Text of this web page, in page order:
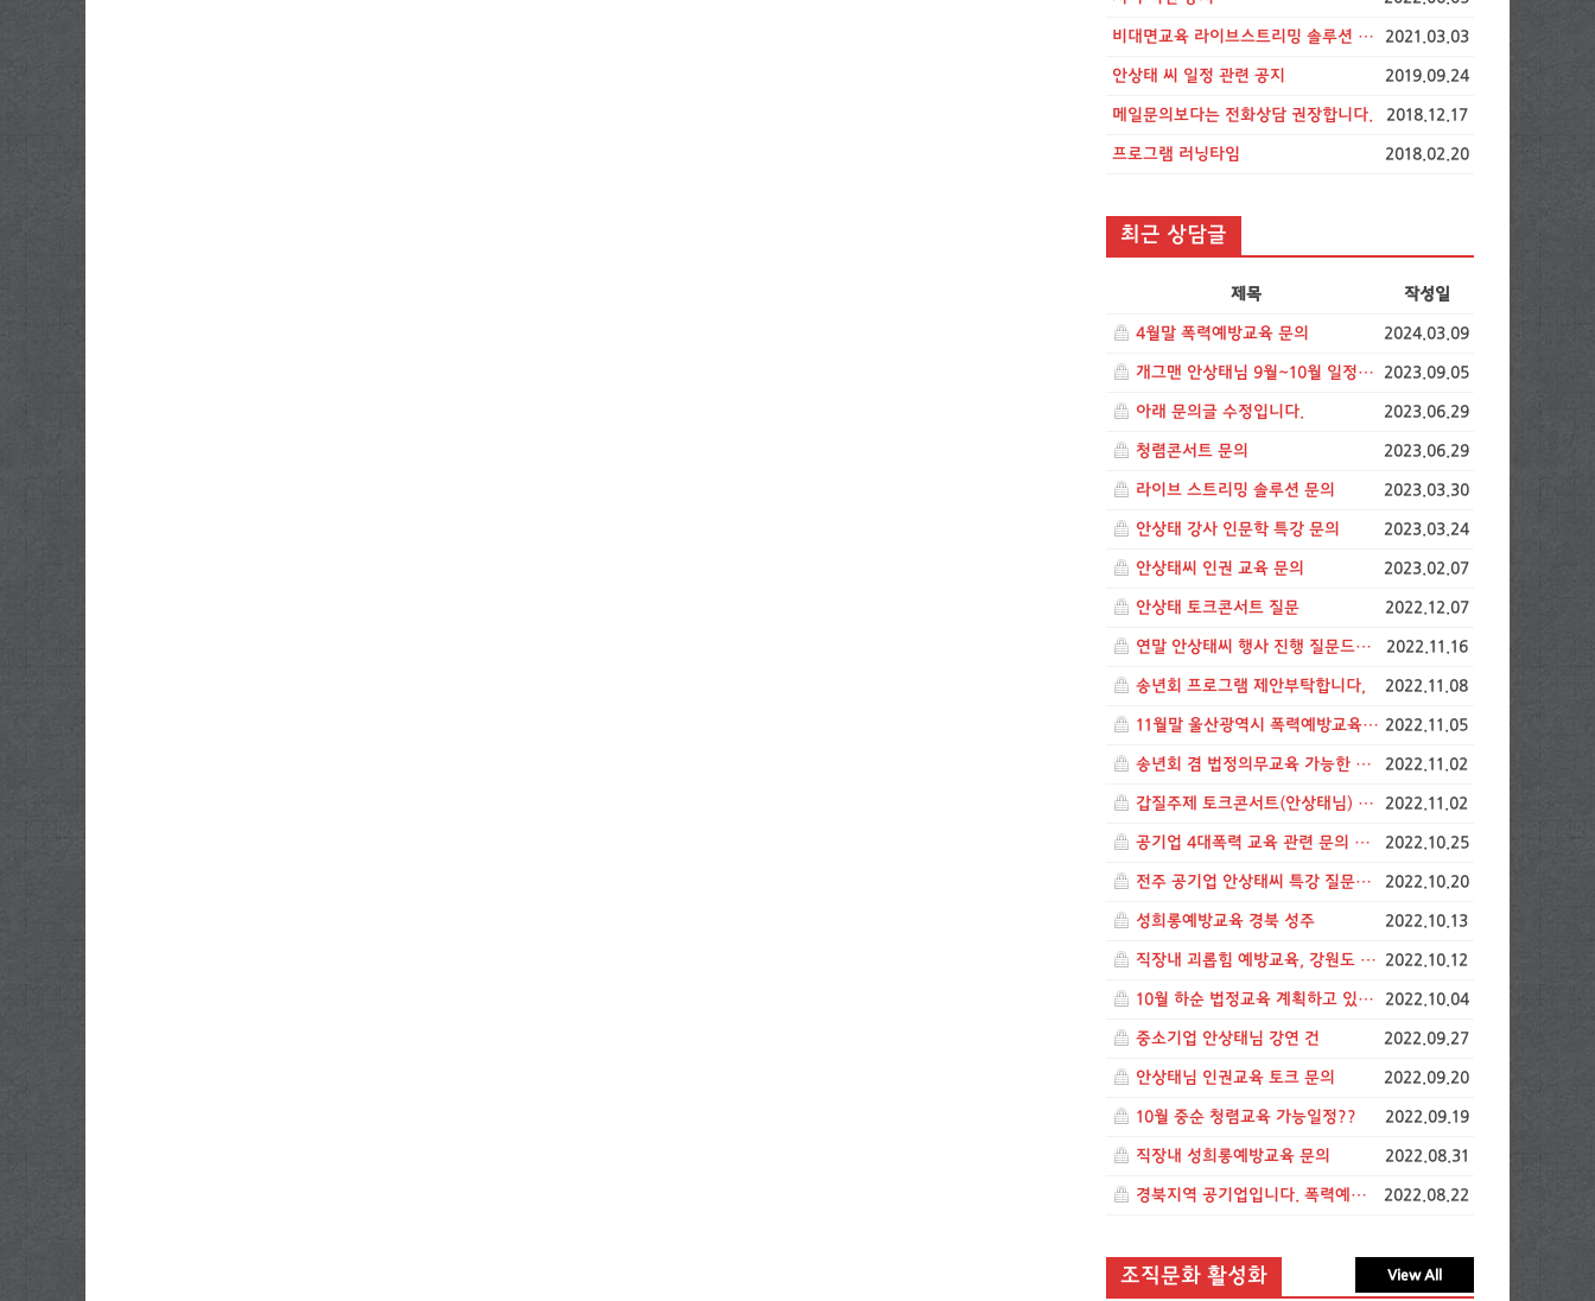
비대면교육 라이브스트리밍 솔루션 비용 공지 2021.03.03
안상태 씨 일정 관련 공지 2019.09.24
메일문의보다는 전화상담 권장합니다. 2018.12.17
프로그램 러닝타임 2018.02.20
최근 상담글
제목 작성일
4월말 폭력예방교육 문의 2024.03.09
개그맨 안상태님 9월~10월 일정문의드립니다. 2023.09.05
아래 문의글 수정입니다. 2023.06.29
청렴콘서트 문의 2023.06.29
라이브 스트리밍 솔루션 문의 2023.03.30
안상태 강사 인문학 특강 문의 2023.03.24
안상태씨 인권 교육 문의 2023.02.07
안상태 토크콘서트 질문 2022.12.07
연말 안상태씨 행사 진행 질문드립니다. (청주) 2022.11.16
송년회 프로그램 제안부탁합니다, 2022.11.08
11월말 울산광역시 폭력예방교육 일정 2022.11.05
송년회 겸 법정의무교육 가능한 프로그램 제안해주세요 2022.11.02
갑질주제 토크콘서트(안상태님) 문의 2022.11.02
공기업 4대폭력 교육 관련 문의 입니다. 2022.10.25
전주 공기업 안상태씨 특강 질문입니다. 2022.10.20
성희롱예방교육 경북 성주 2022.10.13
직장내 괴롭힘 예방교육, 강원도 원주 2022.10.12
10월 하순 법정교육 계획하고 있습니다 2022.10.04
중소기업 안상태님 강연 건 2022.09.27
안상태님 인권교육 토크 문의 2022.09.20
10월 중순 청렴교육 가능일정?? 2022.09.19
직장내 성희롱예방교육 문의 2022.08.31
경북지역 공기업입니다. 폭력예방교육 관련 문의드립니다. 2022.08.22
조직문화 활성화 View All